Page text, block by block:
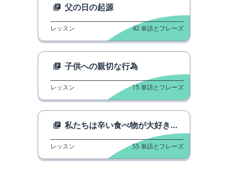
父の日の起源
レッスン 42単語とフレーズ
子供への親切な行為
レッスン 15 単語とフレーズ
私たちは辛い食べ物が大好きです。
レッスン 55 単語とフレーズ